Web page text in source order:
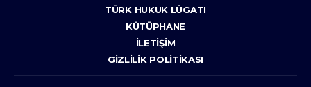
TÜRK HUKUK LÛGATI
KÜTÜPHANE
İLETIŞIM
GIZLILIK POLITIKASI